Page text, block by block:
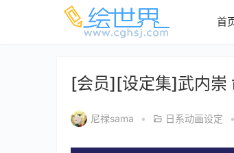
首
[会员][设定集]武内崇
尼禄sama • 日系动画设定 •